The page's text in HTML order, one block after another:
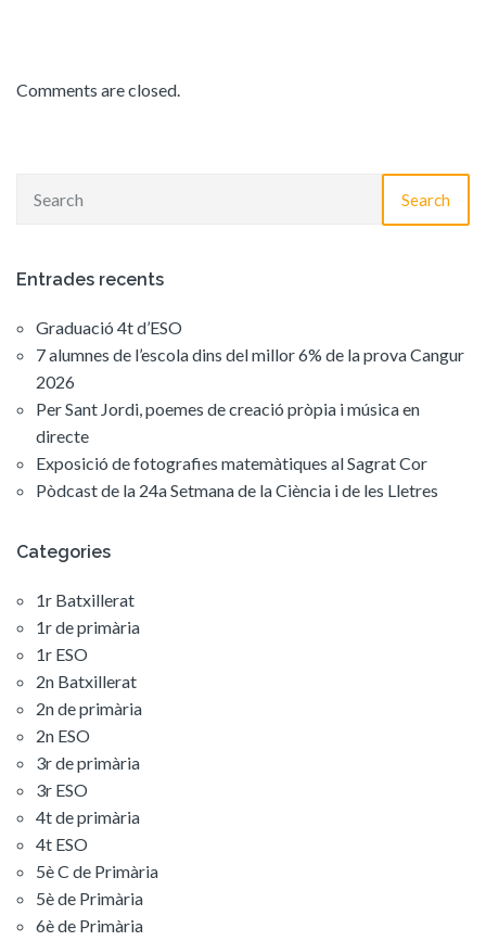
Comments are closed.
Search
Entrades recents
Graduació 4t d’ESO
7 alumnes de l’escola dins del millor 6% de la prova Cangur
2026
Per Sant Jordi, poemes de creació pròpia i música en
directe
Exposició de fotografies matemàtiques al Sagrat Cor
Pòdcast de la 24a Setmana de la Ciència i de les Lletres
Categories
1r Batxillerat
1r de primària
1r ESO
2n Batxillerat
2n de primària
2n ESO
3r de primària
3r ESO
4t de primària
4t ESO
5è C de Primària
5è de Primària
6è de Primària